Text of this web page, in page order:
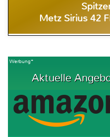
Metz Sirius 42
Werbung*
Aktuelle